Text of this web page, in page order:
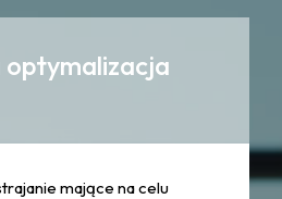
mające na celu